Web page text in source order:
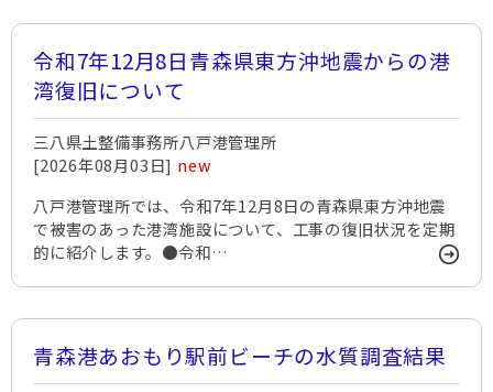
令和7年12月8日青森県東方沖地震からの港
湾復旧について
三八県土整備事務所八戸港管理所
[2026年08月03日] new
八戸港管理所では、令和7年12月8日の青森県東方沖地震
で被害のあった港湾施設について、工事の復旧状況を定期
的に紹介します。●令和…
青森港あおもり駅前ビーチの水質調査結果